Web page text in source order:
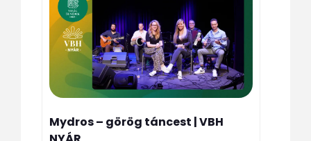
Mydros – görög táncest | VBH